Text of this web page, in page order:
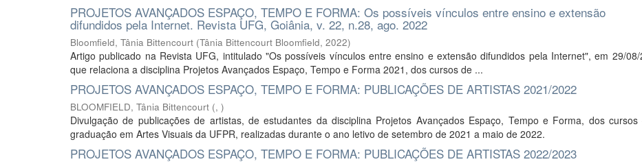
PROJETOS AVANÇADOS ESPAÇO, TEMPO E FORMA: Os possíveis vínculos entre ensino e extensão
difundidos pela Internet. Revista UFG, Goiânia, v. 22, n.28, ago. 2022
Bloomfield, Tânia Bittencourt (Tânia Bittencourt Bloomfield, 2022)
Artigo publicado na Revista UFG, intitulado "Os possíveis vínculos entre ensino e extensão difundidos pela Internet", em 29/08/
que relaciona a disciplina Projetos Avançados Espaço, Tempo e Forma 2021, dos cursos de ...
PROJETOS AVANÇADOS ESPAÇO, TEMPO E FORMA: PUBLICAÇÕES DE ARTISTAS 2021/2022
BLOOMFIELD, Tânia Bittencourt (, )
Divulgação de publicações de artistas, de estudantes da disciplina Projetos Avançados Espaço, Tempo e Forma, dos cursos
graduação em Artes Visuais da UFPR, realizadas durante o ano letivo de setembro de 2021 a maio de 2022.
PROJETOS AVANÇADOS ESPAÇO, TEMPO E FORMA: PUBLICAÇÕES DE ARTISTAS 2022/2023